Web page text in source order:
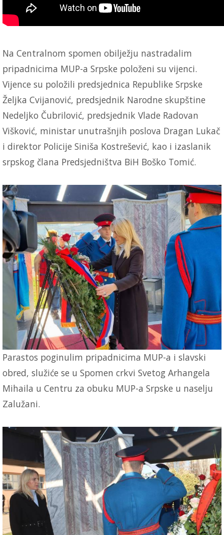
Na Centralnom spomen obilježju nastradalim
pripadnicima MUP-a Srpske položeni su vijenci.
Vijence su položili predsjednica Republike Srpske
Željka Cvijanović, predsjednik Narodne skupštine
Nedeljko Čubrilović, predsjednik Vlade Radovan
Višković, ministar unutrašnjih poslova Dragan Lukač
i direktor Policije Siniša Kostrešević, kao i izaslanik
srpskog člana Predsjedništva BiH Boško Tomić.
Parastos poginulim pripadnicima MUP-a i slavski
obred, služiće se u Spomen crkvi Svetog Arhangela
Mihaila u Centru za obuku MUP-a Srpske u naselju
Zalužani.